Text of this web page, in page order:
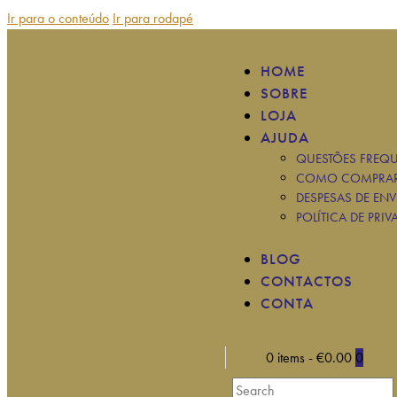
Ir para o conteúdo Ir para rodapé
HOME
SOBRE
LOJA
AJUDA
QUESTÕES
COMO
DESPESAS DE
POLÍTICA DE
BLOG
CONTACTOS
CONTA
0 items - €0.00 0